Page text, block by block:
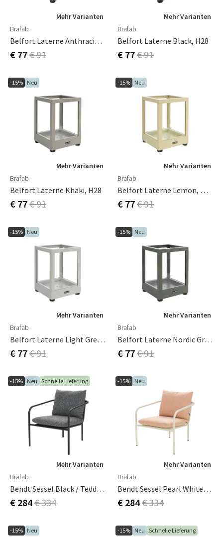
Mehr Varianten
Brafab
Belfort Laterne Anthracite, H28
€ 77€ 91
Mehr Varianten
Brafab
Belfort Laterne Black, H28
€ 77€ 91
-15% Neu
Mehr Varianten
Brafab
Belfort Laterne Khaki, H28
€ 77€ 91
-15% Neu
Mehr Varianten
Brafab
Belfort Laterne Lemon, H28
€ 77€ 91
-15% Neu
Mehr Varianten
Brafab
Belfort Laterne Light Grey, H28
€ 77€ 91
-15% Neu
Mehr Varianten
Brafab
Belfort Laterne Nordic Green, H28
€ 77€ 91
-15% Neu Schnelle Lieferung
Mehr Varianten
Brafab
Bendt Sessel Black / Teddy Ant
€ 284€ 334
-15% Neu
Mehr Varianten
Brafab
Bendt Sessel Pearl White/Teddy Orange
€ 284€ 334
-15% Neu -15% Neu Schnelle Lieferung